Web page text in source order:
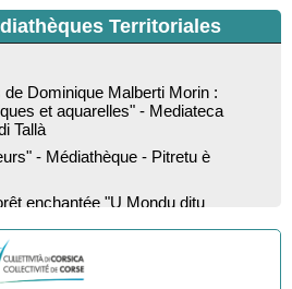
Territoriales
et aquarelles" - Mediateca
Tallà
enchantée "U Mondu ditu
de Conteurs - Currà
de patrimoines", Regards sur le
thermal et littéraire - Spaziu Jean-
Farru